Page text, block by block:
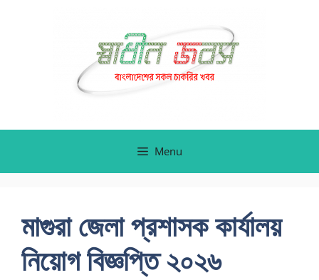
Menu
মাগুরা জেলা প্রশাসক কার্যালয়
নিয়োগ বিজ্ঞপ্তি ২০২৬